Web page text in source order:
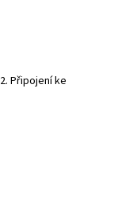
2. Připojení ke